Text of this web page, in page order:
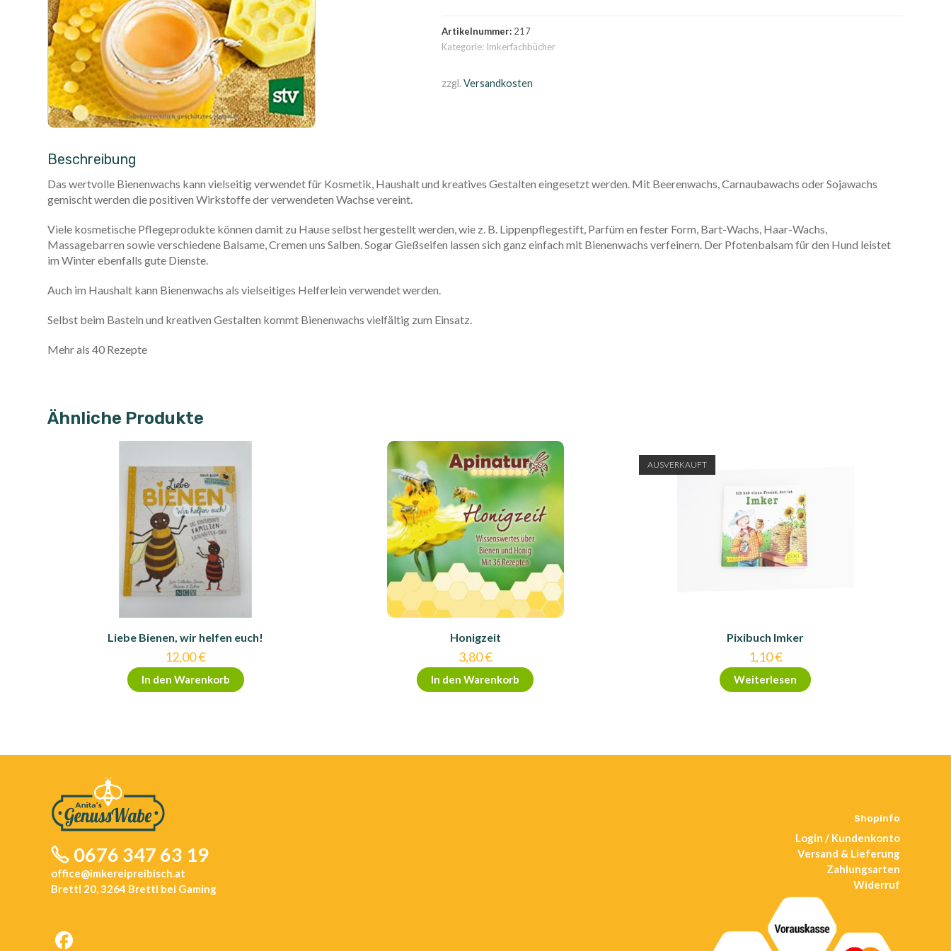
-
Haushalt
Basteln,
Menge
Artikelnummer: 217
Kategorie: Imkerfachbücher
zzgl. Versandkosten
Beschreibung
Das wertvolle Bienenwachs kann vielseitig verwendet für Kosmetik, Haushalt und kreatives Gestalten eingesetzt werden. Mit Beerenwachs, Carnaubawachs oder Sojawachs
gemischt werden die positiven Wirkstoffe der verwendeten Wachse vereint.
Viele kosmetische Pflegeprodukte können damit zu Hause selbst hergestellt werden, wie z. B. Lippenpflegestift, Parfüm en fester Form, Bart-Wachs, Haar-Wachs,
Massagebarren sowie verschiedene Balsame, Cremen uns Salben. Sogar Gießseifen lassen sich ganz einfach mit Bienenwachs verfeinern. Der Pfotenbalsam für den Hund leistet
im Winter ebenfalls gute Dienste.
Auch im Haushalt kann Bienenwachs als vielseitiges Helferlein verwendet werden.
Selbst beim Basteln und kreativen Gestalten kommt Bienenwachs vielfältig zum Einsatz.
Mehr als 40 Rezepte
Ähnliche Produkte
Liebe Bienen, wir helfen euch!
12,00€
In den Warenkorb
Honigzeit
3,80€
In den Warenkorb
AUSVERKAUFT
Pixibuch Imker
1,10€
Weiterlesen
0676 347 63 19
office@imkereipreibisch.at
Brettl 20, 3264 Brettl bei Gaming
Shopinfo
Login / Kundenkonto
Versand & Lieferung
Zahlungsarten
Widerruf